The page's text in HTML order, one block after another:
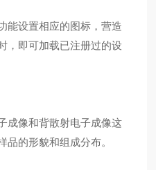
设置相应的图标，营造
，即可加载已注册过的设
像和背散射电子成像这
的形貌和组成分布。